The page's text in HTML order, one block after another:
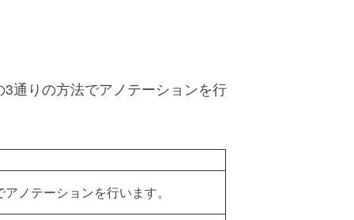
通りの方法でアノテーションを行
ノテーションを行います。